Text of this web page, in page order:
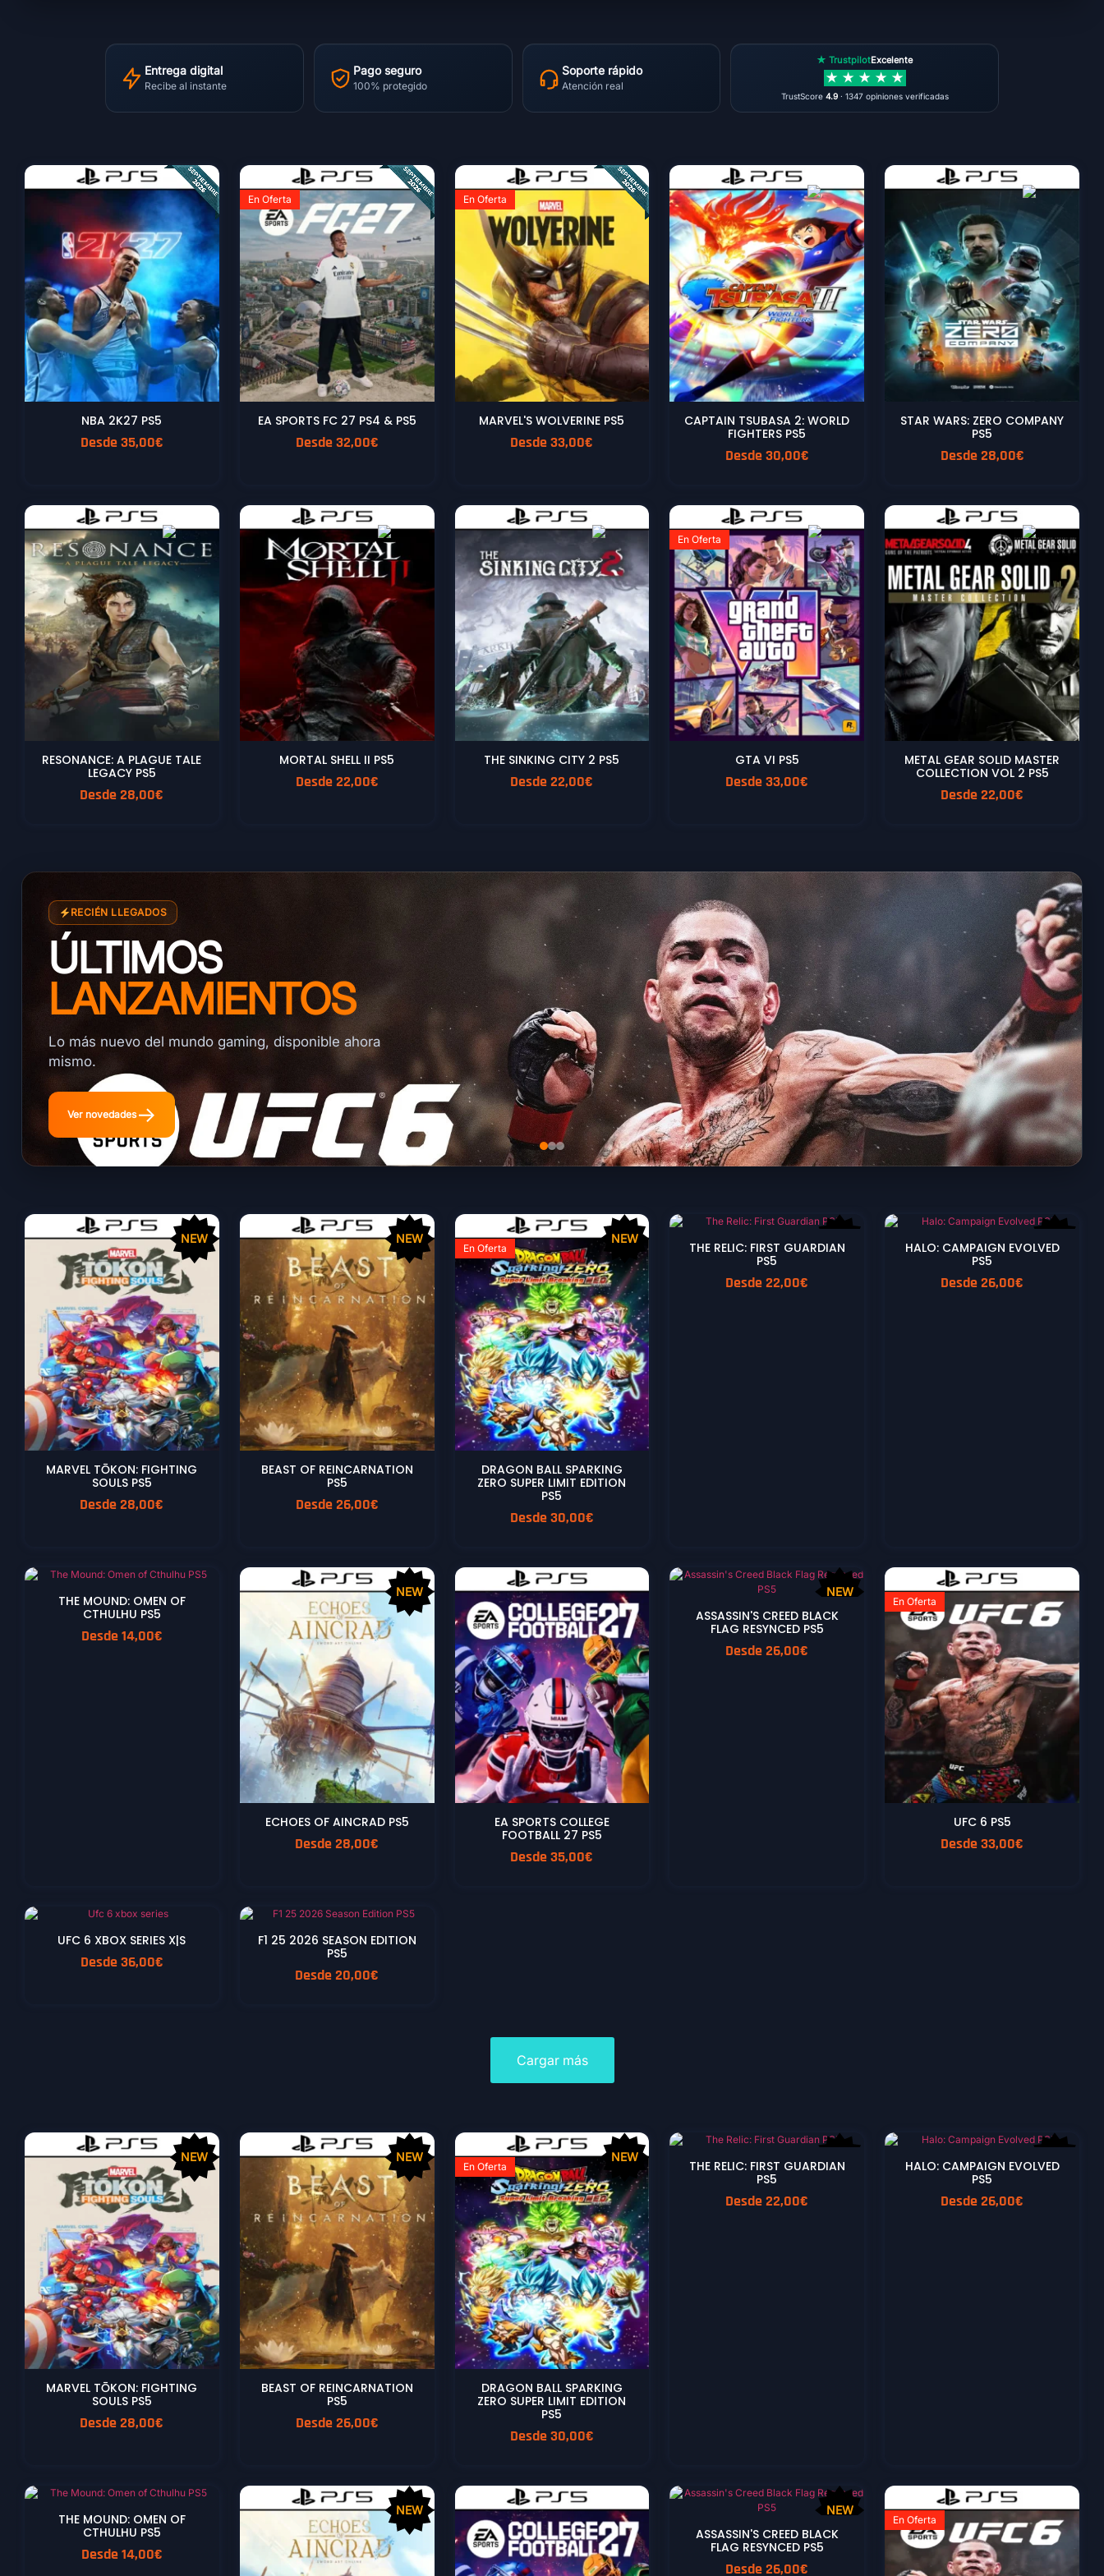
Entrega digital
Recibe al instante
Pago seguro
100% protegido
Soporte rápido
Atención real
★ TrustpilotExcelente
★ ★ ★ ★ ★
TrustScore 4.9· 1347 opiniones verificadas
NBA 2K27 PS5
Desde35,00€
En Oferta
EA SPORTS FC 27 PS4 & PS5
Desde32,00€
En Oferta
MARVEL'S WOLVERINE PS5
Desde33,00€
CAPTAIN TSUBASA 2: WORLD
FIGHTERS PS5
Desde30,00€
STAR WARS: ZERO COMPANY
PS5
Desde28,00€
RESONANCE: A PLAGUE TALE
LEGACY PS5
Desde28,00€
MORTAL SHELL II PS5
Desde22,00€
THE SINKING CITY 2 PS5
Desde22,00€
En Oferta
GTA VI PS5
Desde33,00€
METAL GEAR SOLID MASTER
COLLECTION VOL 2 PS5
Desde22,00€
RECIÉN LLEGADOS
ÚLTIMOS
LANZAMIENTOS
Lo más nuevo del mundo gaming, disponible ahora
mismo.
Ver novedades→
NEW
MARVEL TŌKON: FIGHTING
SOULS PS5
Desde28,00€
NEW
BEAST OF REINCARNATION
PS5
Desde26,00€
En Oferta
NEW
DRAGON BALL SPARKING
ZERO SUPER LIMIT EDITION
PS5
Desde30,00€
THE RELIC: FIRST GUARDIAN
PS5
Desde22,00€
HALO: CAMPAIGN EVOLVED
PS5
Desde26,00€
THE MOUND: OMEN OF
CTHULHU PS5
Desde14,00€
NEW
ECHOES OF AINCRAD PS5
Desde28,00€
EA SPORTS COLLEGE
FOOTBALL 27 PS5
Desde35,00€
NEW
ASSASSIN'S CREED BLACK
FLAG RESYNCED PS5
Desde26,00€
En Oferta
UFC 6 PS5
Desde33,00€
UFC 6 XBOX SERIES X|S
Desde36,00€
En Oferta
F1 25 2026 SEASON EDITION
PS5
Desde20,00€
Cargar más
NEW
MARVEL TŌKON: FIGHTING
SOULS PS5
Desde28,00€
NEW
BEAST OF REINCARNATION
PS5
Desde26,00€
En Oferta
NEW
DRAGON BALL SPARKING
ZERO SUPER LIMIT EDITION
PS5
Desde30,00€
THE RELIC: FIRST GUARDIAN
PS5
Desde22,00€
HALO: CAMPAIGN EVOLVED
PS5
Desde26,00€
THE MOUND: OMEN OF
CTHULHU PS5
Desde14,00€
NEW NEW
ASSASSIN'S CREED BLACK
FLAG RESYNCED PS5
Desde26,00€
En Oferta